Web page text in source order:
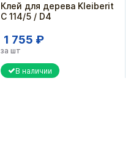
Клей для дерева Kleiberit
C 114/5 / D4
1 755 ₽
за шт
В наличии